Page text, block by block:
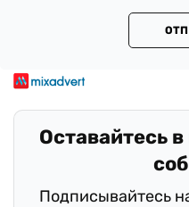
Оставайтесь
Подписывайтесь